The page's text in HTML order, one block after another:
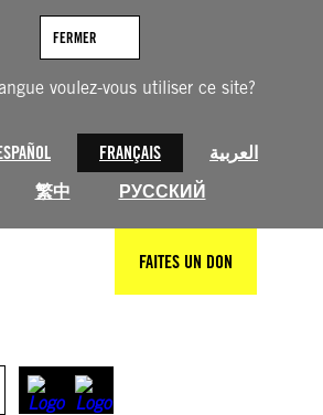
voulez-vous utiliser ce site?
FRANÇAIS
العربية
繁中 РУССКИЙ
FERMER
FAITES UN DON